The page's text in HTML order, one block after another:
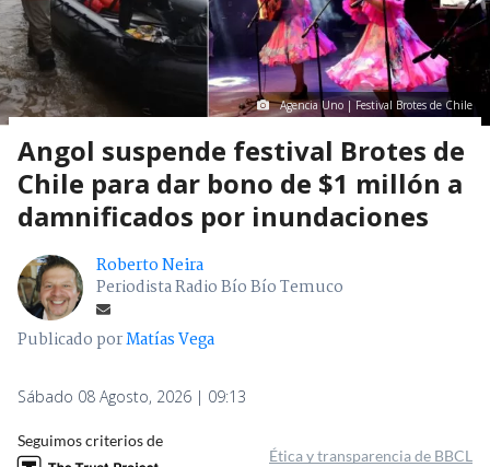
Agencia Uno | Festival Brotes de Chile
Angol suspende festival Brotes de
Chile para dar bono de $1 millón a
damnificados por inundaciones
Roberto Neira
Periodista Radio Bío Bío Temuco
Publicado porMatías Vega
Sábado 08 Agosto, 2026 | 09:13
Seguimos criterios de
Ética y transparencia de BBCL